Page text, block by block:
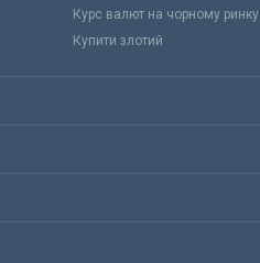
Курс валют на чорному ринку
Купити злотий